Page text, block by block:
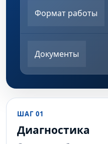
Формат работы
Документы
ШАГ 01
Диагностика